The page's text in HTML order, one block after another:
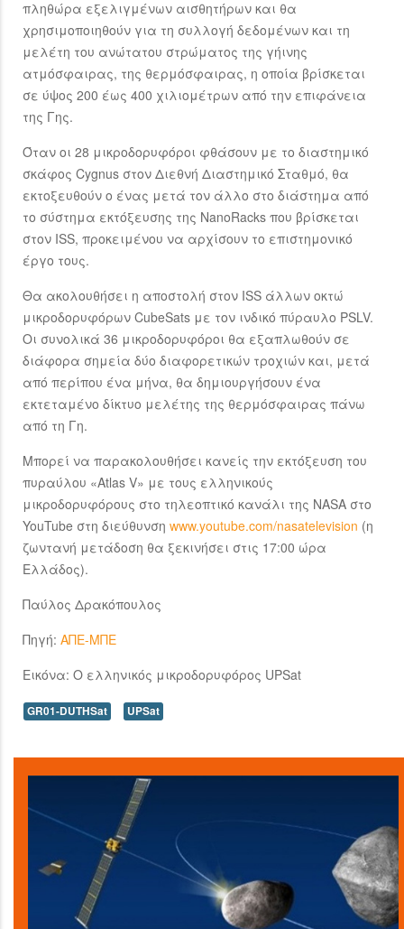
πληθώρα εξελιγμένων αισθητήρων και θα
χρησιμοποιηθούν για τη συλλογή δεδομένων και τη
μελέτη του ανώτατου στρώματος της γήινης
ατμόσφαιρας, της θερμόσφαιρας, η οποία βρίσκεται
σε ύψος 200 έως 400 χιλιομέτρων από την επιφάνεια
της Γης.
Όταν οι 28 μικροδορυφόροι φθάσουν με το διαστημικό
σκάφος Cygnus στον Διεθνή Διαστημικό Σταθμό, θα
εκτοξευθούν ο ένας μετά τον άλλο στο διάστημα από
το σύστημα εκτόξευσης της NanoRacks που βρίσκεται
στον ISS, προκειμένου να αρχίσουν το επιστημονικό
έργο τους.
Θα ακολουθήσει η αποστολή στον ISS άλλων οκτώ
μικροδορυφόρων CubeSats με τον ινδικό πύραυλο PSLV.
Οι συνολικά 36 μικροδορυφόροι θα εξαπλωθούν σε
διάφορα σημεία δύο διαφορετικών τροχιών και, μετά
από περίπου ένα μήνα, θα δημιουργήσουν ένα
εκτεταμένο δίκτυο μελέτης της θερμόσφαιρας πάνω
από τη Γη.
Μπορεί να παρακολουθήσει κανείς την εκτόξευση του
πυραύλου «Atlas V» με τους ελληνικούς
μικροδορυφόρους στο τηλεοπτικό κανάλι της NASA στο
YouTube στη διεύθυνση www.youtube.com/nasatelevision (η
ζωντανή μετάδοση θα ξεκινήσει στις 17:00 ώρα
Ελλάδος).
Παύλος Δρακόπουλος
Πηγή: ΑΠΕ-ΜΠΕ
Eικόνα: Ο ελληνικός μικροδορυφόρος UPSat
GR01-DUTHSat UPSat